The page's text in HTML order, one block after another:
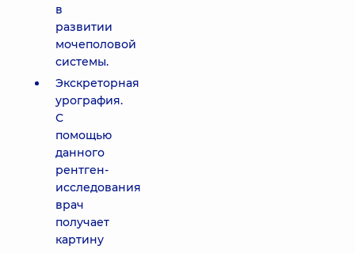
в
развитии
мочеполовой
системы.
Экскреторная
урография.
С
помощью
данного
рентген-
исследования
врач
получает
картину